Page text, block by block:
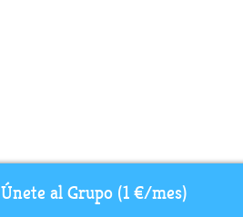
Únete al Grupo (1 €/mes)